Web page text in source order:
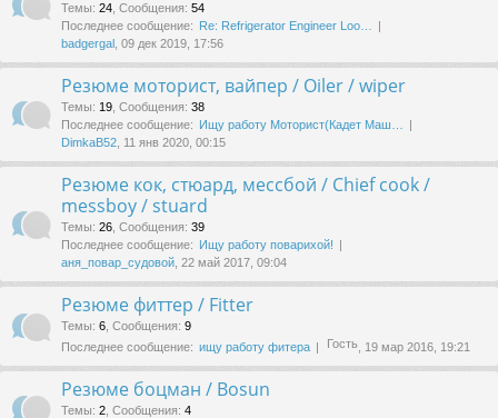
Темы: 24 Сообщения: 54
Последнее сообщение: Re: Refrigerator Engineer Loo…
badgergal , 09 дек 2019, 17:56
Резюме моторист, вайпер / Oiler / wiper
Темы: 19 Сообщения: 38
Последнее сообщение: Ищу работу Моторист(Кадет Маш…
DimkaB52 , 11 янв 2020, 00:15
Резюме кок, стюард, мессбой / Chief cook /
messboy / stuard
Темы: 26 Сообщения: 39
Последнее сообщение: Ищу работу поварихой!
аня_повар_судовой , 22 май 2017, 09:04
Резюме фиттер / Fitter
Темы: 6 Сообщения: 9
Последнее сообщение: ищу работу фитера Гость , 19 мар 2016, 19:21
Резюме боцман / Bosun
Темы: 2 Сообщения: 4